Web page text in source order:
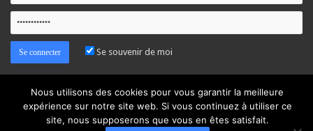
Se souvenir de moi
Nous utilisons des cookies pour vous garantir la meilleure
expérience sur notre site web. Si vous continuez à utiliser ce
site, nous supposerons que vous en êtes satisfait.